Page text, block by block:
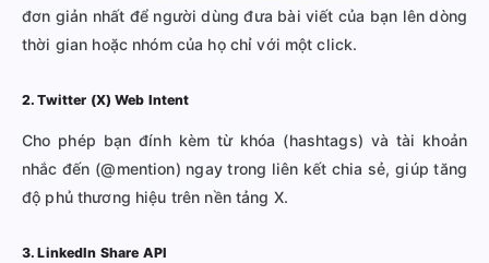
đơn giản nhất để người dùng đưa bài viết của bạn lên dòng
thời gian hoặc nhóm của họ chỉ với một click.
2. Twitter (X) Web Intent
Cho phép bạn đính kèm từ khóa (hashtags) và tài khoản
nhắc đến (@mention) ngay trong liên kết chia sẻ, giúp tăng
độ phủ thương hiệu trên nền tảng X.
3. LinkedIn Share API